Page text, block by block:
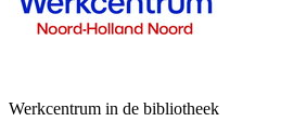
Werkcentrum in de bibliotheek